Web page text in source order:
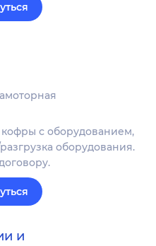
кофры с оборудованием,
оборудования.
и